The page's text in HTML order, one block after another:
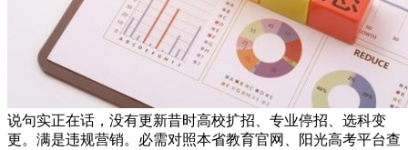
说句实正在话，没有更新昔时高校扩招、专业停招、选科变
更。满是违规营销。必需对照本省教育官网、阳光高考平台查